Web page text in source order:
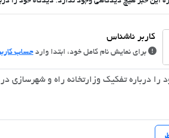
برای نمایش نام کامل خود، ابتدا وارد حساب